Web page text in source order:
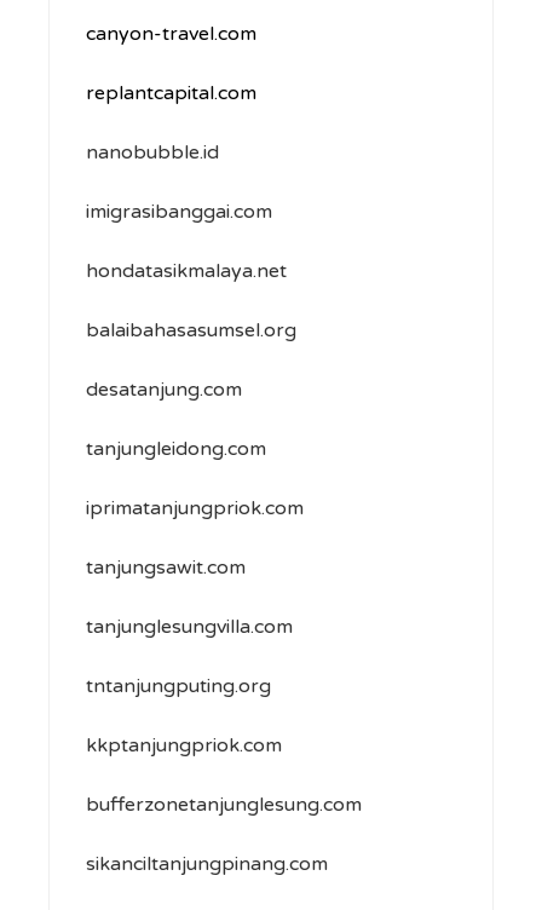
canyon-travel.com
replantcapital.com
nanobubble.id
imigrasibanggai.com
hondatasikmalaya.net
balaibahasasumsel.org
desatanjung.com
tanjungleidong.com
iprimatanjungpriok.com
tanjungsawit.com
tanjunglesungvilla.com
tntanjungputing.org
kkptanjungpriok.com
bufferzonetanjunglesung.com
sikanciltanjungpinang.com